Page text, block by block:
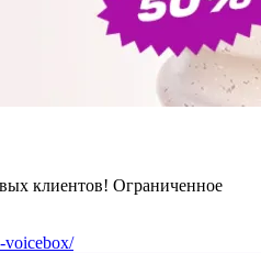
клиентов! Ограниченное
voicebox/